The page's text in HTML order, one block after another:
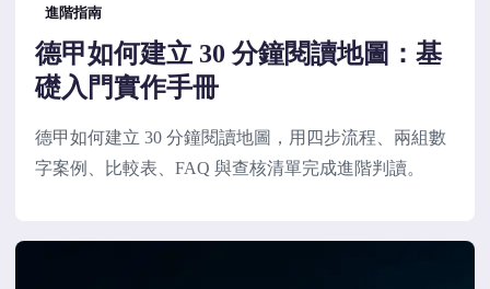
進階指南
德甲如何建立 30 分鐘閱讀地圖：基
礎入門實作手冊
德甲如何建立 30 分鐘閱讀地圖，用四步流程、兩組數
字案例、比較表、FAQ 與查核清單完成進階判讀。